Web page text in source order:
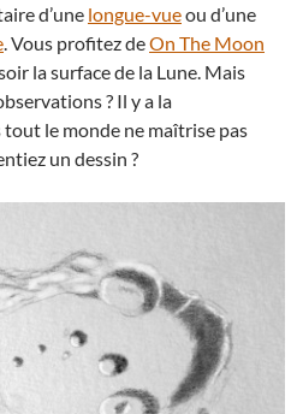
d’une longue-vueou d’une
. Vous profitez deOn The Moon
la surface de la Lune. Mais
? Il y a la
le monde ne maîtrise pas
un dessin ?